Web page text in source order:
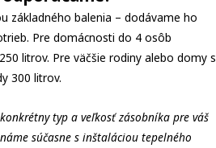
základného balenia – dodávame ho
Pre domácnosti do 4 osôb
litrov. Pre väčšie rodiny alebo domy s
300 litrov.
typ a veľkosť zásobníka pre váš
súčasne s inštaláciou tepelného